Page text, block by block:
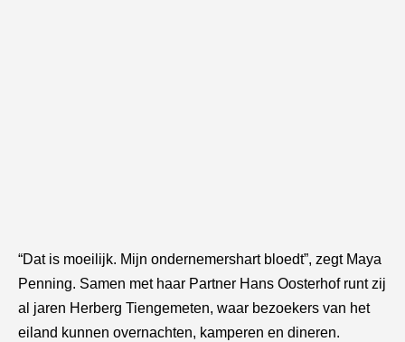
“Dat is moeilijk. Mijn ondernemershart bloedt”, zegt Maya
Penning. Samen met haar Partner Hans Oosterhof runt zij
al jaren Herberg Tiengemeten, waar bezoekers van het
eiland kunnen overnachten, kamperen en dineren.